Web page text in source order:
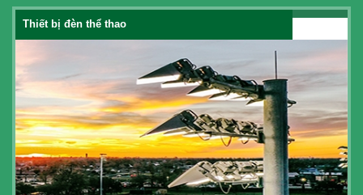
Thiết bị đèn thể thao